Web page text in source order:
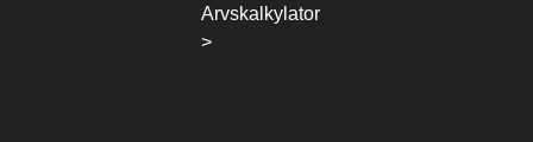
Arvskalkylator
>